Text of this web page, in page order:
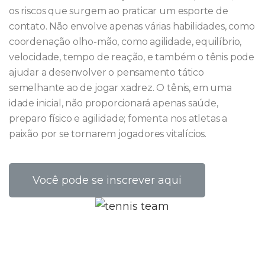
os riscos que surgem ao praticar um esporte de
contato. Não envolve apenas várias habilidades, como
coordenação olho-mão, como agilidade, equilíbrio,
velocidade, tempo de reação, e também o tênis pode
ajudar a desenvolver o pensamento tático
semelhante ao de jogar xadrez. O tênis, em uma
idade inicial, não proporcionará apenas saúde,
preparo físico e agilidade; fomenta nos atletas a
paixão por se tornarem jogadores vitalícios.
Você pode se inscrever aqui